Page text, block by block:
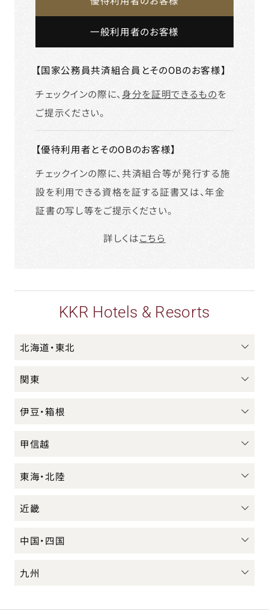
一般利用者のお客様
【国家公務員共済組合員とそのOBのお客様】
チェックインの際に、身分を証明できるものを
ご提示ください。
【優待利用者とそのOBのお客様】
チェックインの際に、共済組合等が発行する施
設を利用できる資格を証する証書又は、年金
証書の写し等をご提示ください。
詳しくはこちら
KKR Hotels & Resorts
北海道・東北
関東
伊豆・箱根
甲信越
東海・北陸
近畿
中国・四国
九州